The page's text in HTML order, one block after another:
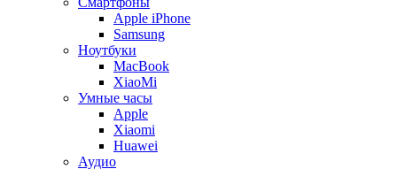
Apple iPhone
Samsung
Ноутбуки
MacBook
XiaoMi
Умные часы
Apple
Xiaomi
Huawei
Аудио